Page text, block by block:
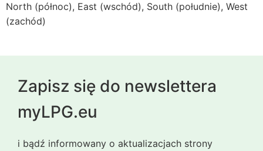
North (północ), East (wschód), South (południe), West
(zachód)
Zapisz się do newslettera
myLPG.eu
i bądź informowany o aktualizacjach strony